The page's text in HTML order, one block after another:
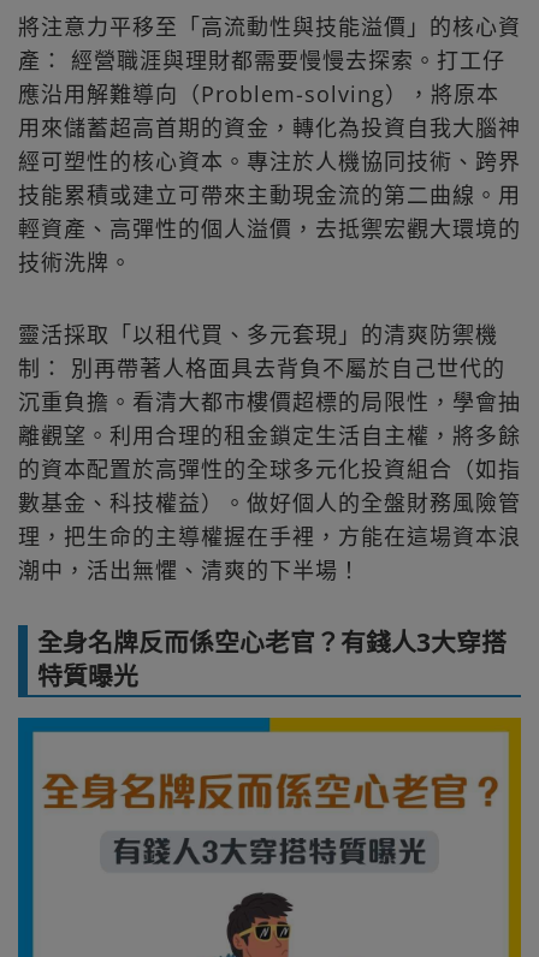
將注意力平移至「高流動性與技能溢價」的核心資
產： 經營職涯與理財都需要慢慢去探索。打工仔
應沿用解難導向（Problem-solving），將原本
用來儲蓄超高首期的資金，轉化為投資自我大腦神
經可塑性的核心資本。專注於人機協同技術、跨界
技能累積或建立可帶來主動現金流的第二曲線。用
輕資產、高彈性的個人溢價，去抵禦宏觀大環境的
技術洗牌。
靈活採取「以租代買、多元套現」的清爽防禦機
制： 別再帶著人格面具去背負不屬於自己世代的
沉重負擔。看清大都市樓價超標的局限性，學會抽
離觀望。利用合理的租金鎖定生活自主權，將多餘
的資本配置於高彈性的全球多元化投資組合（如指
數基金、科技權益）。做好個人的全盤財務風險管
理，把生命的主導權握在手裡，方能在這場資本浪
潮中，活出無懼、清爽的下半場！
全身名牌反而係空心老官？有錢人3大穿搭
特質曝光